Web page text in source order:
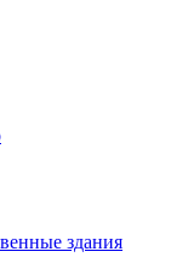
здания